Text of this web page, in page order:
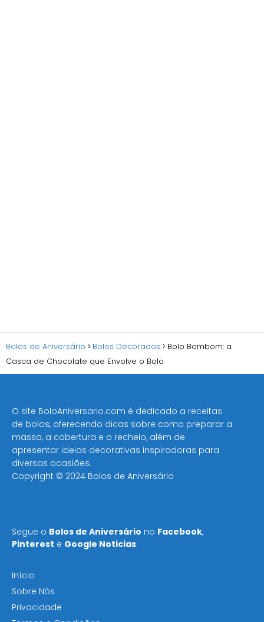
Bolos de Aniversário Bolos Decorados
Bolo Bombom: a
Casca de Chocolate que Envolve o Bolo
O site BoloAniversario.com é dedicado a receitas
de bolos, oferecendo dicas sobre como preparar a
massa, a cobertura e o recheio, além de
apresentar ideias decorativas inspiradoras para
diversas ocasiões​.
Copyright © 2024 Bolos de Aniversário
Segue o Bolos de Aniversário no Facebook,
Pinterest e Google Noticias.
Início
Sobre Nós
Privacidade